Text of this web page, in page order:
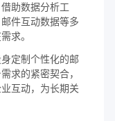
助数据分析工
件互动数据等多
求。
定制个性化的邮
求的紧密契合，
互动，为长期关